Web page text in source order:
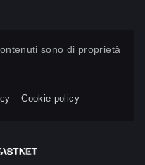
sono di proprietà
Cookie policy